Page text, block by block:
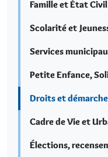
Famille et État Civil
Scolarité et
Services
Petite Enfance,
Droits et
Cadre de Vie et
Élections,